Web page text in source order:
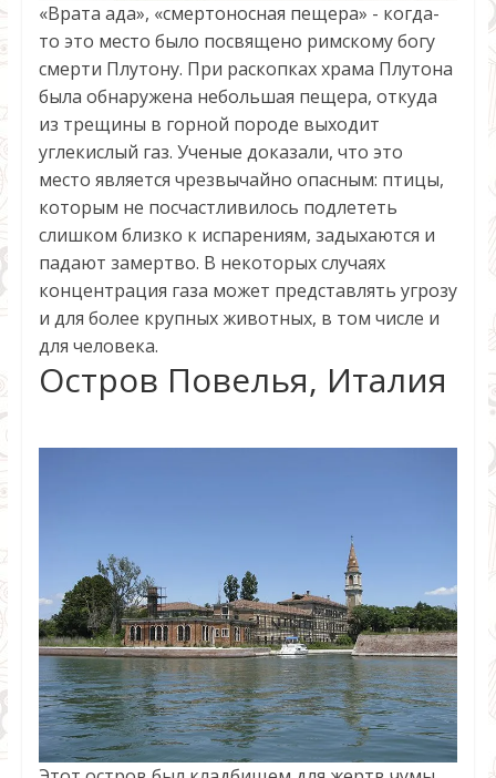
«Врата ада», «смертоносная пещера» - когда-
то это место было посвящено римскому богу
смерти Плутону. При раскопках храма Плутона
была обнаружена небольшая пещера, откуда
из трещины в горной породе выходит
углекислый газ. Ученые доказали, что это
место является чрезвычайно опасным: птицы,
которым не посчастливилось подлететь
слишком близко к испарениям, задыхаются и
падают замертво. В некоторых случаях
концентрация газа может представлять угрозу
и для более крупных животных, в том числе и
для человека.
Остров Повелья, Италия